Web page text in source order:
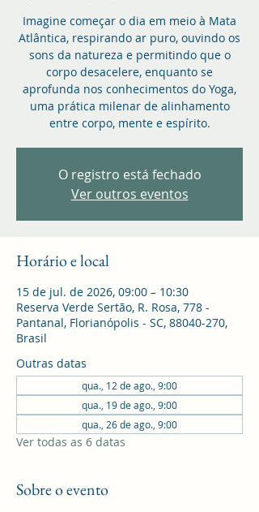
Imagine começar o dia em meio à Mata
Atlântica, respirando ar puro, ouvindo os
sons da natureza e permitindo que o
corpo desacelere, enquanto se
aprofunda nos conhecimentos do Yoga,
uma prática milenar de alinhamento
entre corpo, mente e espírito.
O registro está fechado
Ver outros eventos
Horário e local
15 de jul. de 2026, 09:00 – 10:30
Reserva Verde Sertão, R. Rosa, 778 -
Pantanal, Florianópolis - SC, 88040-270,
Brasil
Outras datas
qua., 12 de ago., 9:00
qua., 19 de ago., 9:00
qua., 26 de ago., 9:00
Ver todas as 6 datas
Sobre o evento